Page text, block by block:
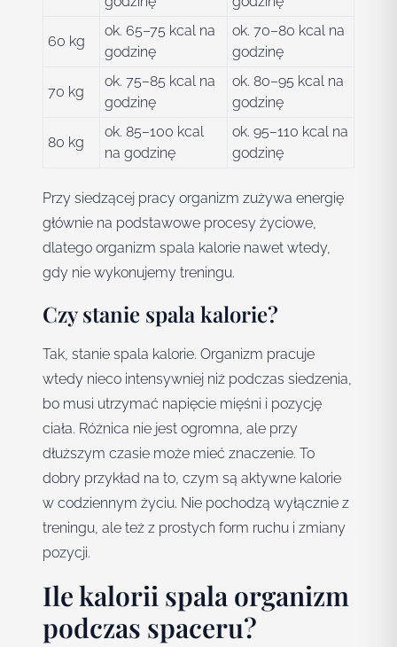
60 kg
ok. 65–75 kcal na
godzinę
ok. 70–80 kcal na
godzinę
70 kg
ok. 75–85 kcal na
godzinę
ok. 80–95 kcal na
godzinę
80 kg
ok. 85–100 kcal
na godzinę
ok. 95–110 kcal na
godzinę
Przy siedzącej pracy organizm zużywa energię
głównie na podstawowe procesy życiowe,
dlatego organizm spala kalorie nawet wtedy,
gdy nie wykonujemy treningu.
Czy stanie spala kalorie?
Tak, stanie spala kalorie. Organizm pracuje
wtedy nieco intensywniej niż podczas siedzenia,
bo musi utrzymać napięcie mięśni i pozycję
ciała. Różnica nie jest ogromna, ale przy
dłuższym czasie może mieć znaczenie. To
dobry przykład na to, czym są aktywne kalorie
w codziennym życiu. Nie pochodzą wyłącznie z
treningu, ale też z prostych form ruchu i zmiany
pozycji.
Ile kalorii spala organizm
podczas spaceru?